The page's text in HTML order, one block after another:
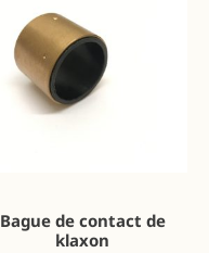
Bague de contact de
klaxon